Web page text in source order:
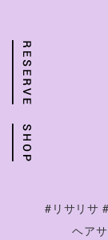
#リサリサ
ヘア